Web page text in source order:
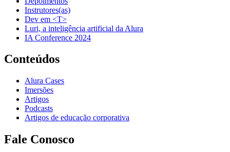
Instrutores(as)
Dev em <T>
Luri, a inteligência artificial da Alura
IA Conference 2024
Conteúdos
Alura Cases
Imersões
Artigos
Podcasts
Artigos de educação corporativa
Fale Conosco